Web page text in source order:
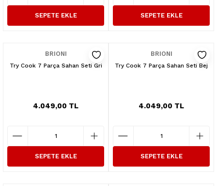
SEPETE EKLE SEPETE EKLE
BRIONI
Try Cook 7 Parça Sahan Seti Gri
4.049,00 TL
SEPETE EKLE
BRIONI
Try Cook 7 Parça Sahan Seti Bej
4.049,00 TL
SEPETE EKLE